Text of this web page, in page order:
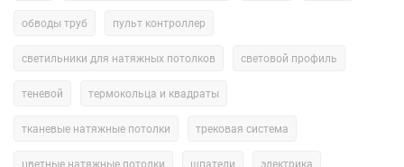
Чтобы вы получали заказ максимально быстро, цех по
Перед отправкой заказчику каждое изделие проходит
обводы труб пульт контроллер
светильники для натяжных потолков световой профиль
теневой термокольца и квадраты
тканевые натяжные потолки трековая система
цветные натяжные потолки шпатели электрика